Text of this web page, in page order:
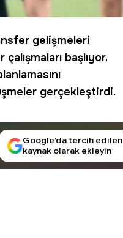
gelişmeleri
başlıyor.
gerçekleştirdi.
Google’da tercih edilen
kaynak olarak ekleyin